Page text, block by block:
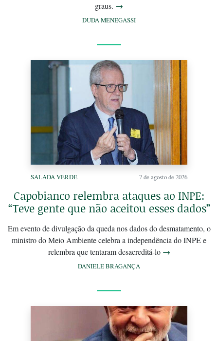
graus. →
DUDA MENEGASSI
SALADA VERDE 7 de agosto de 2026
Capobianco relembra ataques ao INPE:
“Teve gente que não aceitou esses dados”
Em evento de divulgação da queda nos dados do desmatamento, o
ministro do Meio Ambiente celebra a independência do INPE e
relembra que tentaram desacreditá-lo →
DANIELE BRAGANÇA